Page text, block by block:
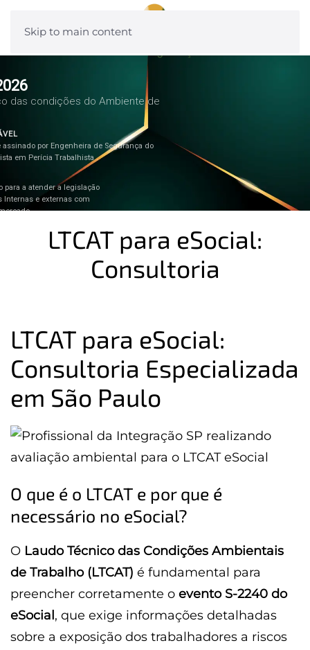
Skip to main content
das condições do Ambiente de
assinado por Engenheira de Segurança do
em Perícia Trabalhista .
para a atender a legislação
Internas e externas com
Assistência Técnica Perícia Trabalhista
LTCAT para eSocial:
Consultoria
LTCAT para eSocial:
Consultoria Especializada
em São Paulo
O que é o LTCAT e por que é
necessário no eSocial?
O Laudo Técnico das Condições Ambientais
de Trabalho (LTCAT) é fundamental para
preencher corretamente o evento S-2240 do
eSocial , que exige informações detalhadas
sobre a exposição dos trabalhadores a riscos